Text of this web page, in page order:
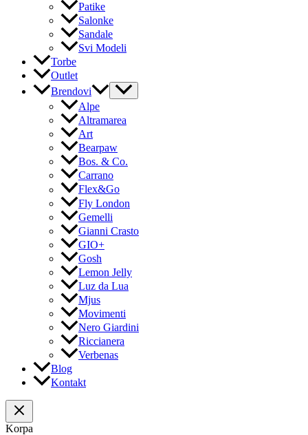
Patike
Salonke
Sandale
Svi Modeli
Torbe
Outlet
Brendovi
Alpe
Altramarea
Art
Bearpaw
Bos. & Co.
Carrano
Flex&Go
Fly London
Gemelli
Gianni Crasto
GIO+
Gosh
Lemon Jelly
Luz da Lua
Mjus
Movimenti
Nero Giardini
Riccianera
Verbenas
Blog
Kontakt
Korpa